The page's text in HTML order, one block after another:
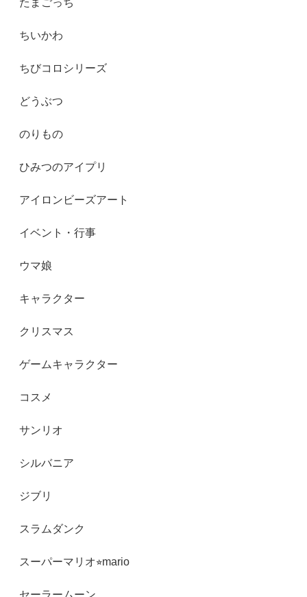
ちいかわ
ちびコロシリーズ
どうぶつ
のりもの
ひみつのアイプリ
アイロンビーズアート
イベント・行事
ウマ娘
キャラクター
クリスマス
ゲームキャラクター
コスメ
サンリオ
シルバニア
ジブリ
スラムダンク
スーパーマリオ⭐︎mario
セーラームーン